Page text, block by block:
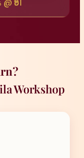
₹51
Workshop